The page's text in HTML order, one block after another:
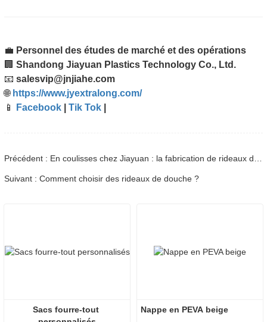
💼 Personnel des études de marché et des opérations
🏢 Shandong Jiayuan Plastics Technology Co., Ltd.
📧 salesvip@jnjiahe.com
🌐 https://www.jyextralong.com/
📱
Facebook Tik Tok
Suivant : Comment choisir des rideaux de douche ?
Sacs fourre-tout
Nappe en PEVA beige